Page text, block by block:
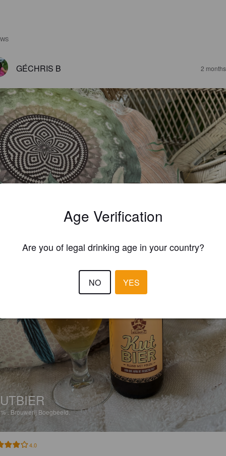
GÉCHRIS B 2
. Brouwerij Boegbeeld.
4.0
Age Verification
Are you of legal drinking age in your country?
NO YES